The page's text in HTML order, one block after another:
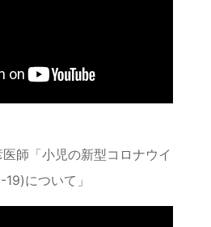
師「小児の新型コロナウイ
について」